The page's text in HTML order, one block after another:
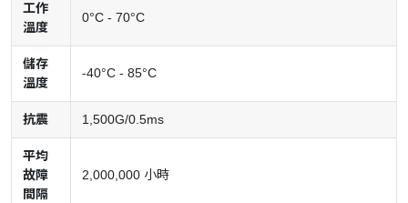
工作
溫度
0°C - 70°C
儲存
溫度
-40°C - 85°C
抗震 1,500G/0.5ms
平均
故障
間隔
2,000,000 小時